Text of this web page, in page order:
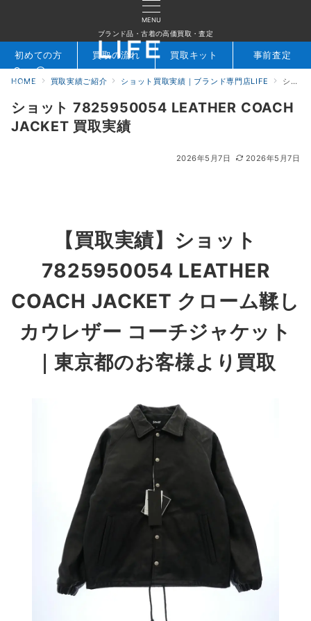
MENU
ブランド品・古着の高価買取・査定
検索 お問合せ
初めての方 買取の流れ 買取キット 事前査定
HOME 買取実績ご紹介 ショット買取実績｜ブランド専門店LIFE ショット 7825950054 LEATHER COACH JACKET 買取実績
ショット 7825950054 LEATHER COACH
JACKET 買取実績
2026年5月7日 2026年5月7日
【買取実績】 ショット
7825950054 LEATHER
COACH JACKET クローム鞣し
カウレザー コーチジャケット
｜東京都のお客様より買取